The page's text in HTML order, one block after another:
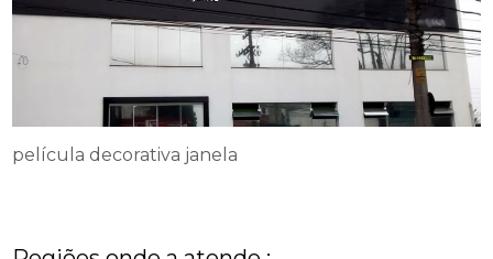
película decorativa janela